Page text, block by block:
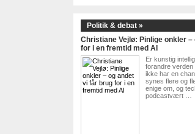
Politik & debat »
Christiane Vejlø: Pinlige onkler
for i en fremtid med AI
Er kunstig
forandre verden
ikke har en
synes flere og
enige om, og
podcastvært …